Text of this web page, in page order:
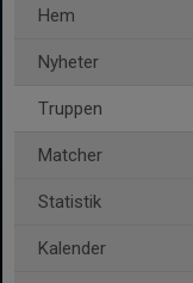
Hem
Nyheter
Truppen
Matcher
Statistik
Kalender